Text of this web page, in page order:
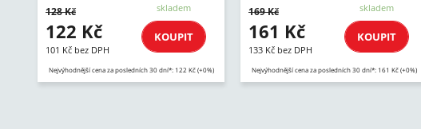
128 Kč
122 Kč
101 Kč bez DPH
skladem
KOUPIT
Nejvýhodnější cena za posledních 30 dní*: 122 Kč (+0%)
169 Kč
161 Kč
133 Kč bez DPH
skladem
KOUPIT
Nejvýhodnější cena za posledních 30 dní*: 161 Kč (+0%)